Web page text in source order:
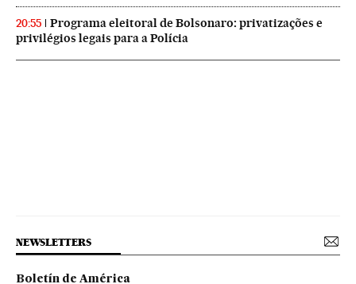
20:55
Programa eleitoral de Bolsonaro: privatizações e
privilégios legais para a Polícia
NEWSLETTERS
Boletín de América